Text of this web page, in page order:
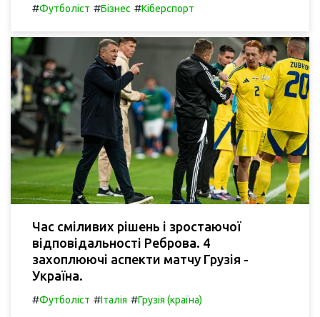
#Футболіст #Бізнес #Кіберспорт
Час сміливих рішень і зростаючої
відповідальності Реброва. 4
захоплюючі аспекти матчу Грузія -
Україна.
#Футболіст #Італія #Грузія (країна)